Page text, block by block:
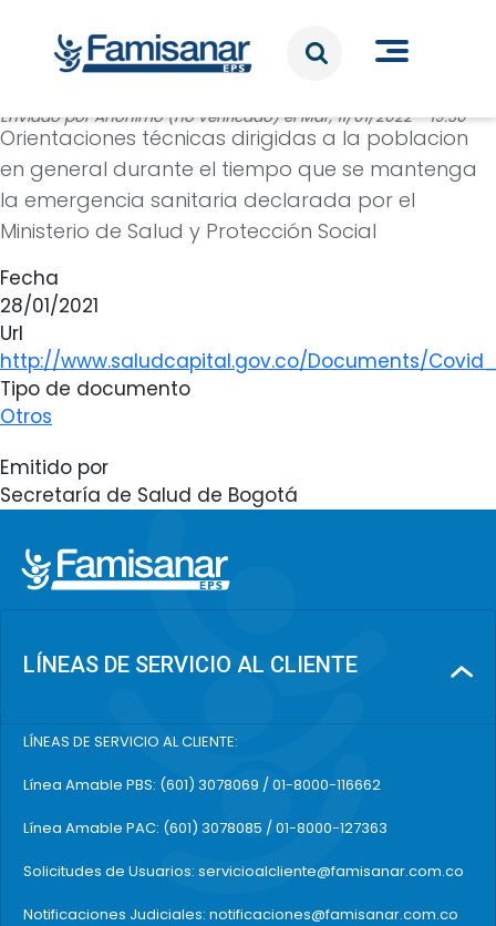
Enviado porAnónimo (no verificado)elMar, 11/01/2022 - 19:30
Orientaciones técnicas dirigidas a la poblacion
en general durante el tiempo que se mantenga
la emergencia sanitaria declarada por el
Ministerio de Salud y Protección Social
Fecha
28/01/2021
Url
http://www.saludcapital.gov.co/Documents/
Tipo de documento
Otros
Emitido por
Secretaría de Salud de Bogotá
LÍNEAS DE SERVICIO AL CLIENTE
LÍNEAS DE SERVICIO AL CLIENTE:
Línea Amable PBS: (601) 3078069 / 01-8000-116662
Línea Amable PAC: (601) 3078085 / 01-8000-127363
Solicitudes de Usuarios: servicioalcliente@famisanar.com.co
Notificaciones Judiciales: notificaciones@famisanar.com.co